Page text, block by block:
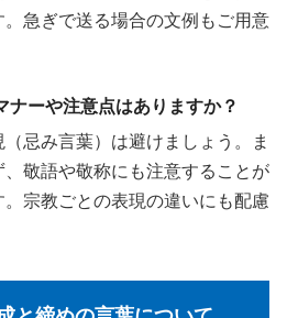
急ぎで送る場合の文例もご用意
ナーや注意点はありますか？
忌み言葉）は避けましょう。ま
敬語や敬称にも注意することが
宗教ごとの表現の違いにも配慮